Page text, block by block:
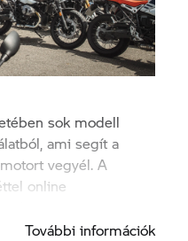
sok modell
ami segít a
vegyél. A
online
További információk